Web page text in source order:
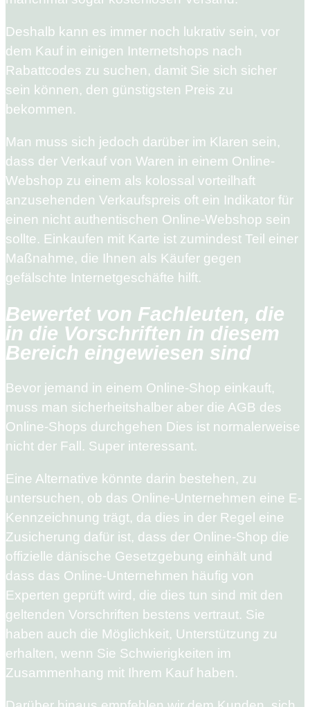
Deshalb kann es immer noch lukrativ sein, vor
dem Kauf in einigen Internetshops nach
Rabattcodes zu suchen, damit Sie sich sicher
sein können, den günstigsten Preis zu
bekommen.
Man muss sich jedoch darüber im Klaren sein,
dass der Verkauf von Waren in einem Online-
Webshop zu einem als kolossal vorteilhaft
anzusehenden Verkaufspreis oft ein Indikator für
einen nicht authentischen Online-Webshop sein
sollte. Einkaufen mit Karte ist zumindest Teil einer
Maßnahme, die Ihnen als Käufer gegen
gefälschte Internetgeschäfte hilft.
Bewertet von Fachleuten, die
in die Vorschriften in diesem
Bereich eingewiesen sind
Bevor jemand in einem Online-Shop einkauft,
muss man sicherheitshalber aber die AGB des
Online-Shops durchgehen Dies ist normalerweise
nicht der Fall. Super interessant.
Eine Alternative könnte darin bestehen, zu
untersuchen, ob das Online-Unternehmen eine E-
Kennzeichnung trägt, da dies in der Regel eine
Zusicherung dafür ist, dass der Online-Shop die
offizielle dänische Gesetzgebung einhält und
dass das Online-Unternehmen häufig von
Experten geprüft wird, die dies tun sind mit den
geltenden Vorschriften bestens vertraut. Sie
haben auch die Möglichkeit, Unterstützung zu
erhalten, wenn Sie Schwierigkeiten im
Zusammenhang mit Ihrem Kauf haben.